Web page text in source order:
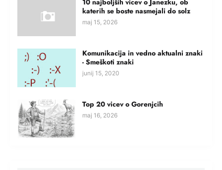
10 najboljših vicev o Janezku, ob
katerih se boste nasmejali do solz
maj 15, 2026
Komunikacija in vedno aktualni znaki
- Smeškoti znaki
junij 15, 2020
Top 20 vicev o Gorenjcih
maj 16, 2026